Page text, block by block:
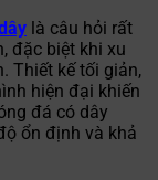
là câu hỏi rất
đặc biệt khi xu
Thiết kế tối giản,
hiện đại khiến
đá có dây
ổn định và khả